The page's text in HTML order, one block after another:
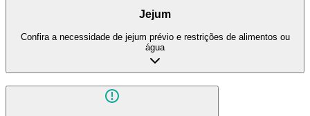
Jejum
Confira a necessidade de jejum prévio e restrições de alimentos ou
água